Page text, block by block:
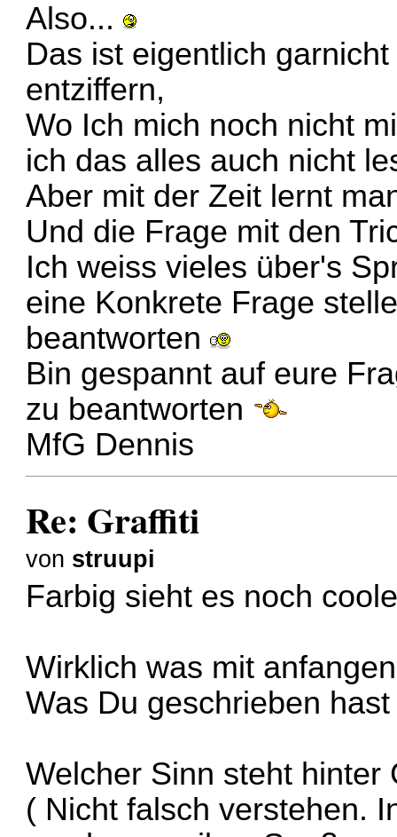
Also...
Das ist eigentlich
entziffern,
Wo Ich mich noch nicht
ich das alles auch nicht
Aber mit der Zeit lernt
Und die Frage mit den
Ich weiss vieles über's
eine Konkrete Frage
beantworten
Bin gespannt auf eure
zu beantworten
MfG Dennis
Re: Graffiti
von struupi
Farbig sieht es noch
Wirklich was mit
Was Du geschrieben
Welcher Sinn steht hinter
( Nicht falsch verstehen.